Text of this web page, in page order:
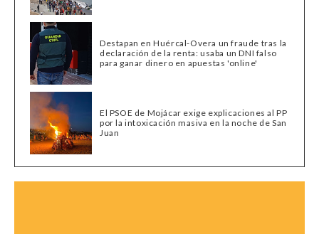
Destapan en Huércal-Overa un fraude tras la
declaración de la renta: usaba un DNI falso
para ganar dinero en apuestas 'online'
El PSOE de Mojácar exige explicaciones al PP
por la intoxicación masiva en la noche de San
Juan